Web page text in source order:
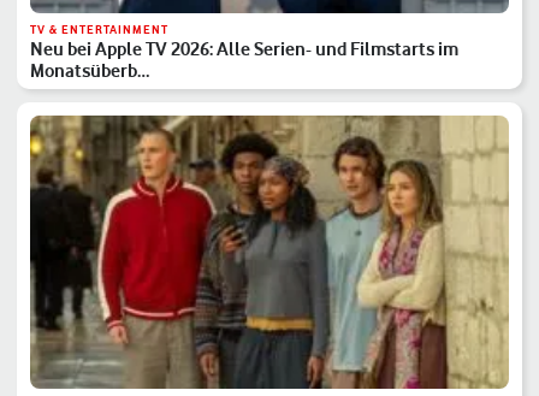
TV & ENTERTAINMENT
Neu bei Apple TV 2026: Alle Serien- und Filmstarts im
Monatsüberb…